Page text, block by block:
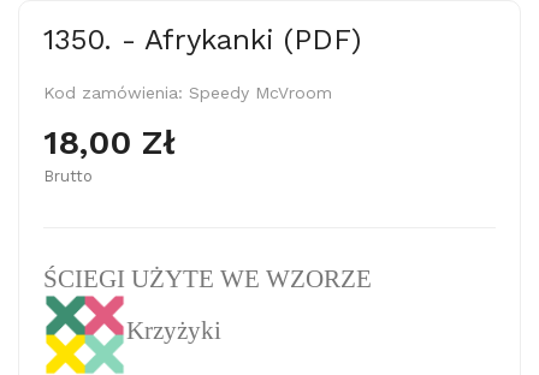
1350. - Afrykanki (PDF)
Kod zamówienia: Speedy McVroom
18,00 Zł
Brutto
ŚCIEGI UŻYTE WE WZORZE
Krzyżyki